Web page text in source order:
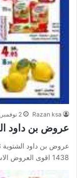
Razan ksa 2 نوفمبر,2016
عروض بن داود الشتوية
1438 اقوى العروض الاسبوعية اليوم 3 نوفمبر…